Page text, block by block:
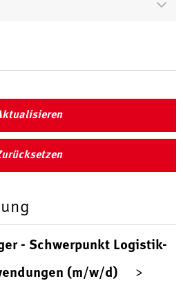
- Schwerpunkt Logistik-
(m/w/d)